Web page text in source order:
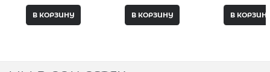
В КОРЗИНУ В КОРЗИНУ В